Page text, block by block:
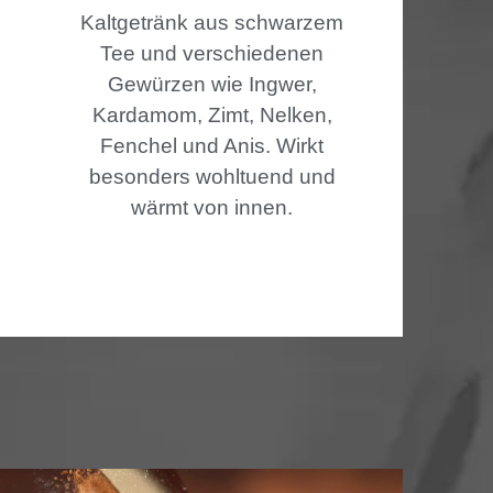
Kaltgetränk aus schwarzem
Tee und verschiedenen
Gewürzen wie Ingwer,
Kardamom, Zimt, Nelken,
Fenchel und Anis. Wirkt
besonders wohltuend und
wärmt von innen.